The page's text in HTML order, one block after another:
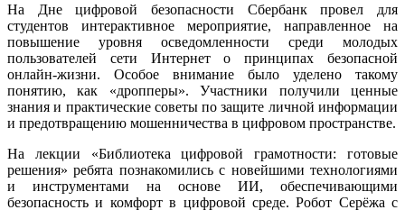
На Дне цифровой безопасности Сбербанк провел для
студентов интерактивное мероприятие, направленное на
повышение уровня осведомленности среди молодых
пользователей сети Интернет о принципах безопасной
онлайн-жизни. Особое внимание было уделено такому
понятию, как «дропперы». Участники получили ценные
знания и практические советы по защите личной информации
и предотвращению мошенничества в цифровом пространстве.
На лекции «Библиотека цифровой грамотности: готовые
решения» ребята познакомились с новейшими технологиями
и инструментами на основе ИИ, обеспечивающими
безопасность и комфорт в цифровой среде. Робот Серёжа с